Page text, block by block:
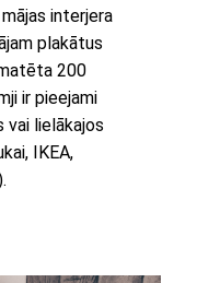
interjera
plakātus
200
ir pieejami
vai lielākajos
IKEA,